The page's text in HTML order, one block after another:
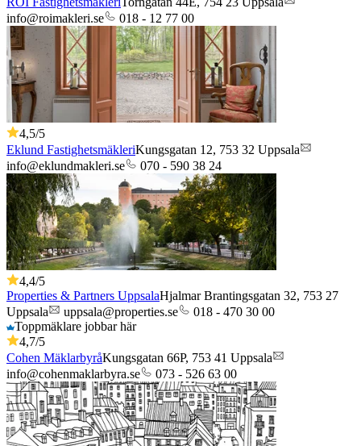
info@roimakleri.se
018 - 12 77 00
4,5/5
Eklund FastighetsmäkleriKungsgatan 12, 753 32 Uppsala
info@eklundmakleri.se
070 - 590 38 24
4,4/5
Properties & Partners UppsalaHjalmar Brantingsgatan 32, 753 27
Uppsala
uppsala@properties.se
018 - 470 30 00
Toppmäklare jobbar här
4,7/5
Cohen MäklarbyråKungsgatan 66P, 753 41 Uppsala
info@cohenmaklarbyra.se
073 - 526 63 00